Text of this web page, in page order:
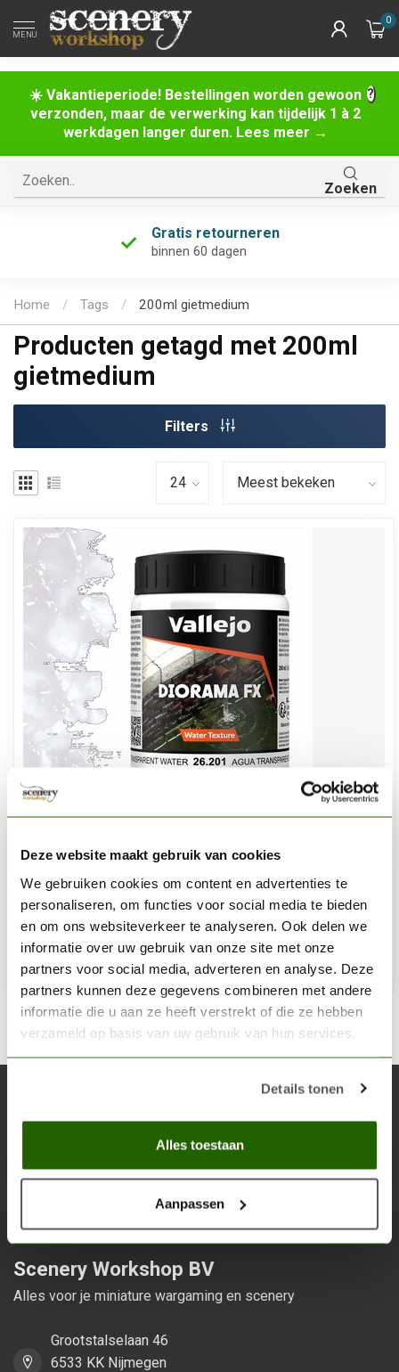
Deze website maakt gebruik van cookies
We gebruiken cookies om content en advertenties te
personaliseren, om functies voor social media te bieden
en om ons websiteverkeer te analyseren. Ook delen we
informatie over uw gebruik van onze site met onze
partners voor social media, adverteren en analyse. Deze
partners kunnen deze gegevens combineren met andere
informatie die u aan ze heeft verstrekt of die ze hebben
verzameld op basis van uw gebruik van hun services.
Details tonen
Alles toestaan
Aanpassen
☀️ Vakantieperiode! Bestellingen worden gewoon
verzonden, maar de verwerking kan tijdelijk 1 à 2
werkdagen langer duren. Lees meer →
MENU
0
Zoeken
Gratis retourneren
binnen 60 dagen
Home / Tags / 200ml gietmedium
Producten getagd met 200ml
gietmedium
Filters
Transparant Water - 200ml - 26201
€12,31
Op voorraad
Blijf op de hoogte over onze laatste acties
Scenery Workshop BV
Alles voor je miniature wargaming en scenery
Grootstalselaan 46
6533 KK Nijmegen